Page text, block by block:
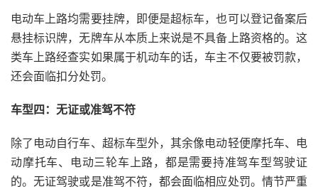
电动车上路均需要挂牌，即便是超标车，也可以登记备案后
悬挂标识牌，无牌车从本质上来说是不具备上路资格的。这
类车上路经查实如果属于机动车的话，车主不仅要被罚款，
还会面临扣分处罚。
车型四：无证或准驾不符
除了电动自行车、超标车型外，其余像电动轻便摩托车、电
动摩托车、电动三轮车上路，都是需要持准驾车型驾驶证
的。无证驾驶或是准驾不符，都会面临相应处罚。情节严重